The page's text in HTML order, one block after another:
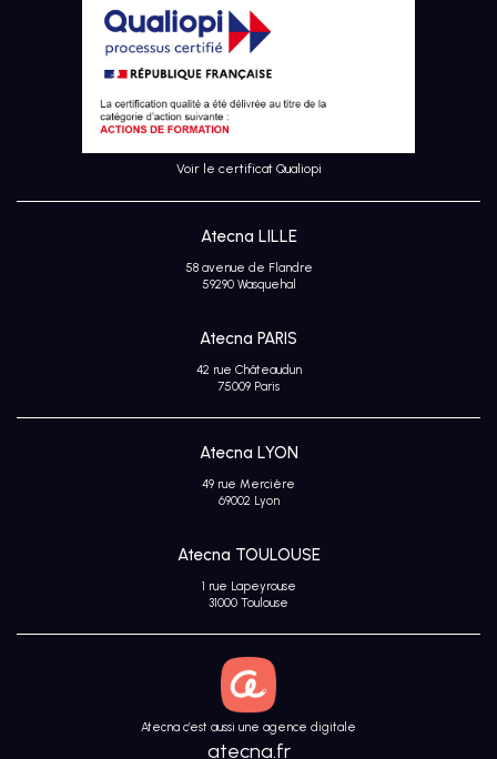
DESIGN
THINKING
UI
Avis
Voir le certificat Qualiopi
Atecna LILLE
58 avenue de Flandre
59290 Wasquehal
Atecna PARIS
42 rue Châteaudun
75009 Paris
Atecna LYON
49 rue Mercière
69002 Lyon
Atecna TOULOUSE
1 rue Lapeyrouse
31000 Toulouse
Atecna c’est aussi une agence digitale
atecna.fr